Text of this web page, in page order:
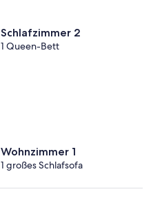
Schlafzimmer 2
1 Queen-Bett
Wohnzimmer 1
1 großes Schlafsofa